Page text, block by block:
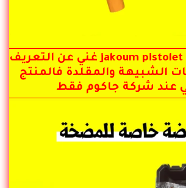
منتج jakoum pistolet deutsche غني عن التعريف
الشبيهة والمقلدة فالمنتج
عند شركة جاكوم فقط